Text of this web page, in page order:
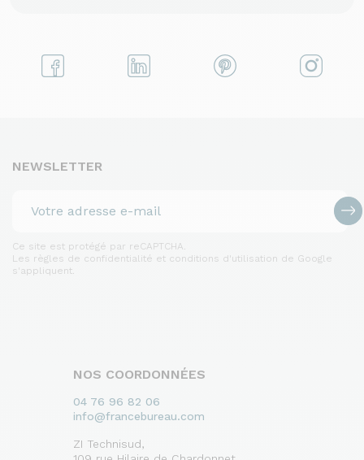
NEWSLETTER
Ce site est protégé par reCAPTCHA.
Les règles de confidentialité et conditions d'utilisation de Google
s'appliquent.
NOS COORDONNÉES
04 76 96 82 06
info@francebureau.com
ZI Technisud,